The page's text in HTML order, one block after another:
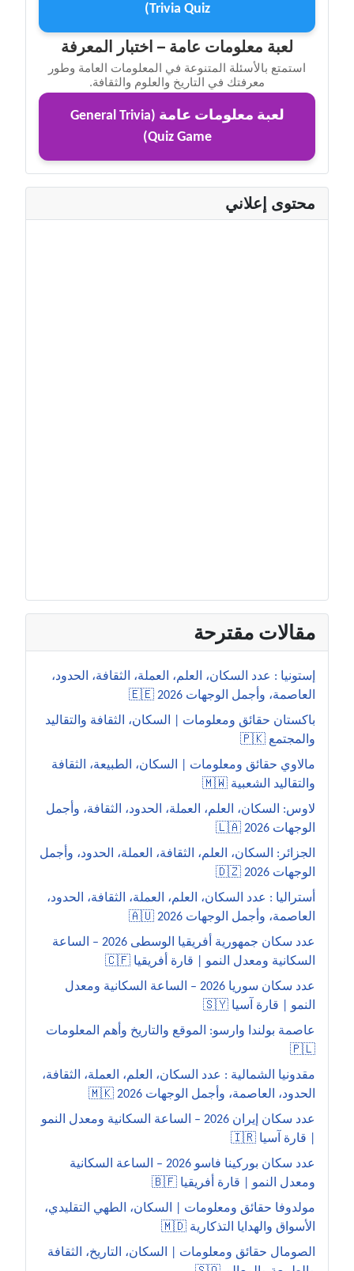
Trivia Quiz)
لعبة معلومات عامة – اختبار المعرفة
استمتع بالأسئلة المتنوعة في المعلومات العامة وطور
معرفتك في التاريخ والعلوم والثقافة.
لعبة معلومات عامة (General Trivia
Quiz Game)
محتوى إعلاني
مقالات مقترحة
إستونيا : عدد السكان، العلم، العملة، الثقافة، الحدود،
العاصمة، وأجمل الوجهات 2026 🇪🇪
باكستان حقائق ومعلومات | السكان، الثقافة والتقاليد
والمجتمع 🇵🇰
مالاوي حقائق ومعلومات | السكان، الطبيعة، الثقافة
والتقاليد الشعبية 🇲🇼
لاوس: السكان، العلم، العملة، الحدود، الثقافة، وأجمل
الوجهات 2026 🇱🇦
الجزائر: السكان، العلم، الثقافة، العملة، الحدود، وأجمل
الوجهات 2026 🇩🇿
أستراليا : عدد السكان، العلم، العملة، الثقافة، الحدود،
العاصمة، وأجمل الوجهات 2026 🇦🇺
عدد سكان جمهورية أفريقيا الوسطى 2026 – الساعة
السكانية ومعدل النمو | قارة أفريقيا 🇨🇫
عدد سكان سوريا 2026 – الساعة السكانية ومعدل
النمو | قارة آسيا 🇸🇾
عاصمة بولندا وارسو: الموقع والتاريخ وأهم المعلومات
🇵🇱
مقدونيا الشمالية : عدد السكان، العلم، العملة، الثقافة،
الحدود، العاصمة، وأجمل الوجهات 2026 🇲🇰
عدد سكان إيران 2026 – الساعة السكانية ومعدل النمو
| قارة آسيا 🇮🇷
عدد سكان بوركينا فاسو 2026 – الساعة السكانية
ومعدل النمو | قارة أفريقيا 🇧🇫
مولدوفا حقائق ومعلومات | السكان، الطهي التقليدي،
الأسواق والهدايا التذكارية 🇲🇩
الصومال حقائق ومعلومات | السكان، التاريخ، الثقافة